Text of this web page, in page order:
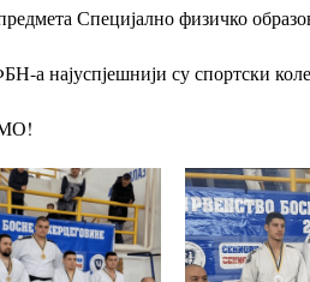
Специјално физичко
а најуспјешнији су спортски